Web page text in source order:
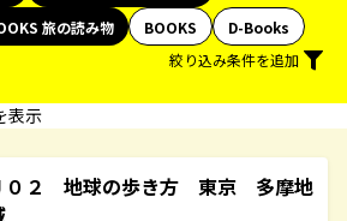
旅の読み物 BOOKS
D-Books
絞り込み条件を追加
表示
０２ 地球の歩き方 東京 多摩地